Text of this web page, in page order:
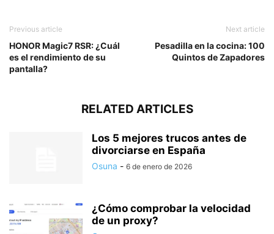
Previous article
HONOR Magic7 RSR: ¿Cuál
es el rendimiento de su
pantalla?
Next article
Pesadilla en la cocina: 100
Quintos de Zapadores
RELATED ARTICLES
Los 5 mejores trucos antes de
divorciarse en España
Osuna - 6 de enero de 2026
¿Cómo comprobar la velocidad
de un proxy?